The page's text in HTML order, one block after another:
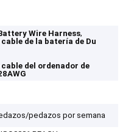
Wire Harness,
cable de la batería de Du
cable del ordenador de
pedazos por semana